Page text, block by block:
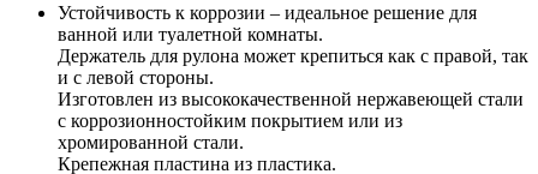
Устойчивость к коррозии – идеальное решение для
ванной или туалетной комнаты.
Держатель для рулона может крепиться как с правой, так
и с левой стороны.
Изготовлен из высококачественной нержавеющей стали
с коррозионностойким покрытием или из
хромированной стали.
Крепежная пластина из пластика.